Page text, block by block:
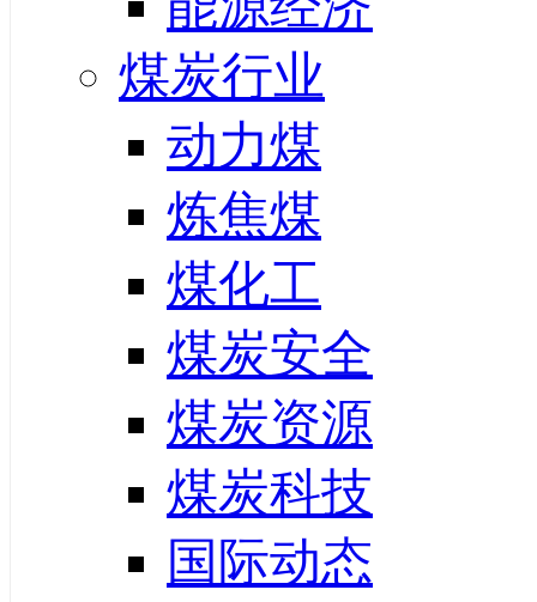
煤炭行业
动力煤
炼焦煤
煤化工
煤炭安全
煤炭资源
煤炭科技
国际动态